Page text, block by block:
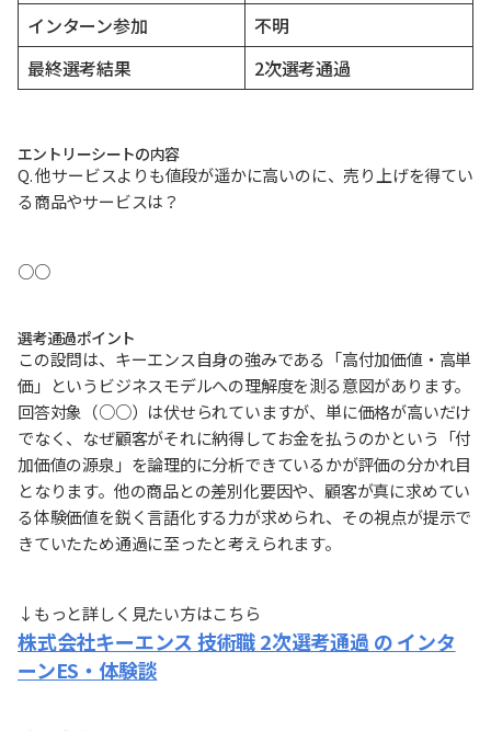
インターン参加
不明
最終選考結果
2次選考通過
エントリーシートの内容
Q. 他サービスよりも値段が遥かに高いのに、売り上げを得てい
る商品やサービスは？
○○
選考通過ポイント
この設問は、キーエンス自身の強みである「高付加価値・高単
価」というビジネスモデルへの理解度を測る意図があります。
回答対象（○○）は伏せられていますが、単に価格が高いだけ
でなく、なぜ顧客がそれに納得してお金を払うのかという「付
加価値の源泉」を論理的に分析できているかが評価の分かれ目
となります。他の商品との差別化要因や、顧客が真に求めてい
る体験価値を鋭く言語化する力が求められ、その視点が提示で
きていたため通過に至ったと考えられます。
↓もっと詳しく見たい方はこちら
株式会社キーエンス 技術職 2次選考通過 の インタ
ーンES・体験談